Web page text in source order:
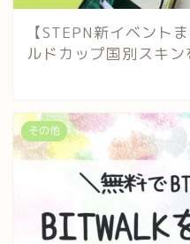
【STEPN新イベント
ルドカップ国別スキン
その他